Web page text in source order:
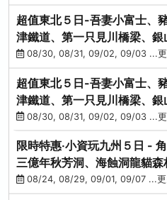
超值東北５日-吾妻小富士、
津鐵道、第一只見川橋梁、
原纜車
08/30, 08/31, 09/02, 09/03 ...更
超值東北５日-吾妻小富士、
津鐵道、第一只見川橋梁、
原纜車
08/30, 08/31, 09/02, 09/03 ...更
限時特惠‧小資玩九州５日 -
三億年秋芳洞、海蝕洞龍貓
見浦08/24, 08/29, 09/01, 09/07 ...更